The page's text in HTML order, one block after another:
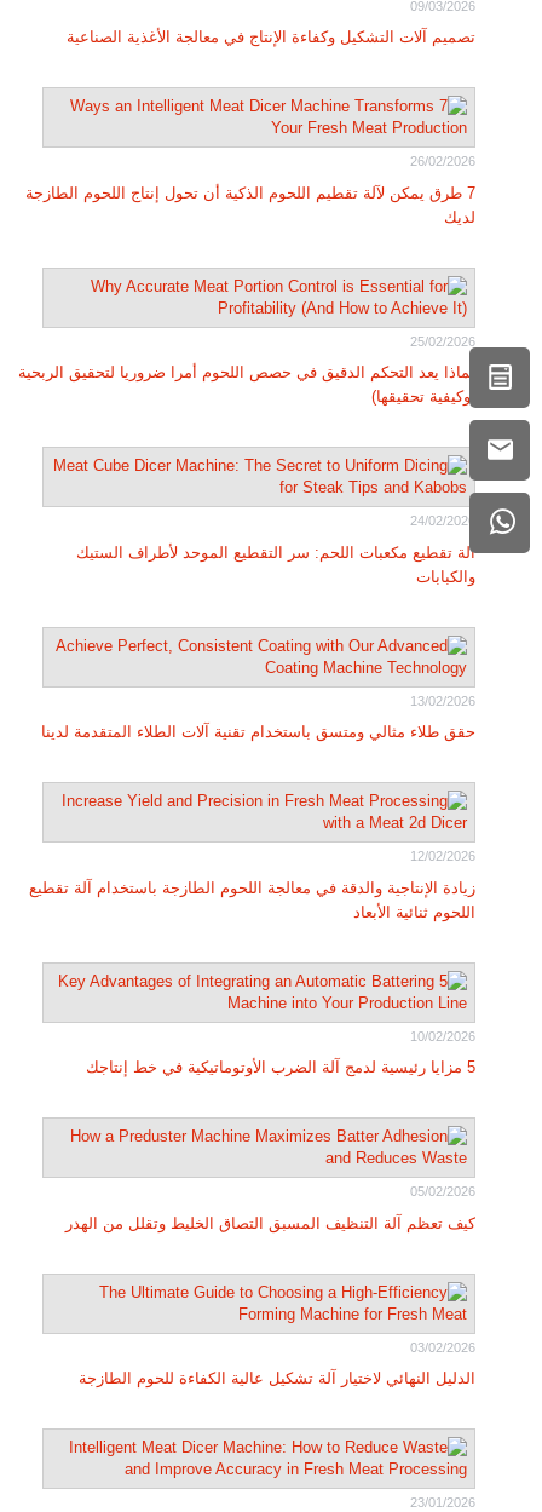
09/03/2026
تصميم آلات التشكيل وكفاءة الإنتاج في معالجة الأغذية الصناعية
26/02/2026
7 طرق يمكن لآلة تقطيم اللحوم الذكية أن تحول إنتاج اللحوم الطازجة
لديك
25/02/2026
لماذا يعد التحكم الدقيق في حصص اللحوم أمرا ضروريا لتحقيق الربحية
(وكيفية تحقيقها)
24/02/2026
آلة تقطيع مكعبات اللحم: سر التقطيع الموحد لأطراف الستيك
والكبابات
13/02/2026
حقق طلاء مثالي ومتسق باستخدام تقنية آلات الطلاء المتقدمة لدينا
12/02/2026
زيادة الإنتاجية والدقة في معالجة اللحوم الطازجة باستخدام آلة تقطيع
اللحوم ثنائية الأبعاد
10/02/2026
5 مزايا رئيسية لدمج آلة الضرب الأوتوماتيكية في خط إنتاجك
05/02/2026
كيف تعظم آلة التنظيف المسبق التصاق الخليط وتقلل من الهدر
03/02/2026
الدليل النهائي لاختيار آلة تشكيل عالية الكفاءة للحوم الطازجة
23/01/2026